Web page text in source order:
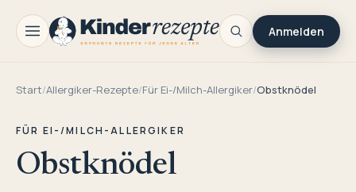
Anmelden
Start/Allergiker-Rezepte/Für Ei-/Milch-Allergiker/Obstknödel
FÜR EI-/MILCH-ALLERGIKER
Obstknödel